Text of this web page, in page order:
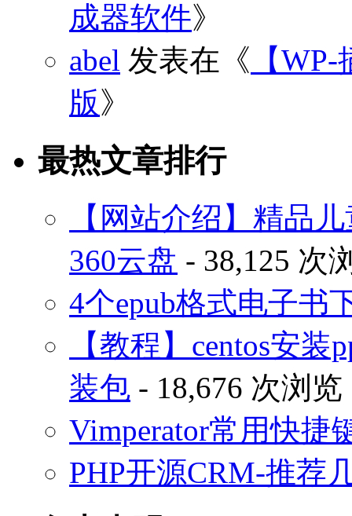
成器软件》
abel 发表在《 【
版》
最热文章排行
【网站介绍】精品
360云盘 - 38,125 次
4个epub格式电子书
【教程】centos安
装包 - 18,676 次浏览
Vimperator常用快捷
PHP开源CRM-推荐